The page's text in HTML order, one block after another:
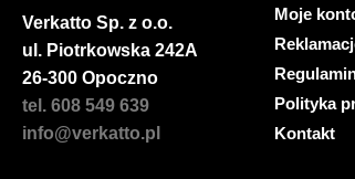
Verkatto Sp. z o.o.
ul. Piotrkowska 242A
26-300 Opoczno
tel. 608 549 639
info@verkatto.pl
Moje
Polityka
Kontakt